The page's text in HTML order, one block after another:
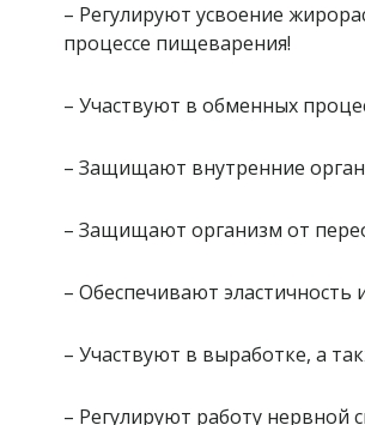
– Регулируют усвоение
процессе пищеварения!
– Участвуют в обменных
– Защищают внутренние
– Защищают организм от
– Обеспечивают эластичность
– Участвуют в выработке, а
– Регулируют работу нервной